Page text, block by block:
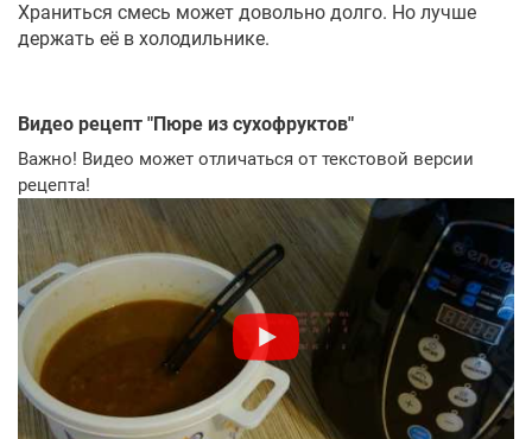
Храниться смесь может довольно долго. Но лучше
держать её в холодильнике.
Видео рецепт "Пюре из сухофруктов"
Важно! Видео может отличаться от текстовой версии
рецепта!